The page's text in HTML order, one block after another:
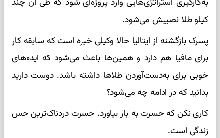
کیلو طلا نصیبش می‌شود.
پسرکِ بازگشته از ایتالیا حالا وکیلی خبره است که سابقه کار
برای مافیا هم دارد و همین‌ها باعث می‌شود که ایده‌های
خوبی برای به‌دست‌آوردن طلاها داشته باشد. دوست دارید
بدانید که در ادامه چه می‌شود؟
کاری نکن که حسرت به بار بیاورد. حسرت دردناک‌ترین حس
زندگی است.